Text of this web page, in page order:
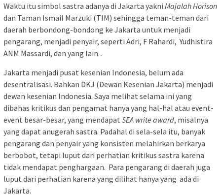
Waktu itu simbol sastra adanya di Jakarta yakni Majalah Horison
dan Taman Ismail Marzuki (TIM) sehingga teman-teman dari
daerah berbondong-bondong ke Jakarta untuk menjadi
pengarang, menjadi penyair, seperti Adri, F Rahardi, Yudhistira
ANM Massardi, dan yang lain. .
Jakarta menjadi pusat kesenian Indonesia, belum ada
desentralisasi. Bahkan DKJ (Dewan Kesenian Jakarta) menjadi
dewan kesenian Indonesia. Saya melihat selama ini yang
dibahas kritikus dan pengamat hanya yang hal-hal atau event-
event besar-besar, yang mendapat SEA write award, misalnya
yang dapat anugerah sastra. Padahal di sela-sela itu, banyak
pengarang dan penyair yang konsisten melahirkan berkarya
berbobot, tetapi luput dari perhatian kritikus sastra karena
tidak mendapat penghargaan. Para pengarang di daerah juga
luput dari perhatian karena yang dilihat hanya yang ada di
Jakarta.